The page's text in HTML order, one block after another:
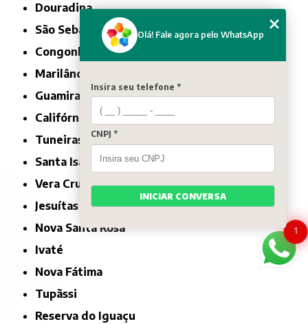
Douradina
São Sebastião da Amoreira
Congonhinhas
Marilândia do Sul
Guamiranga
Califórnia
Tuneiras do Oeste
Santa Isabel do Ivaí
Vera Cruz do Oeste
Jesuítas
Nova Santa Rosa
Ivaté
Nova Fátima
Tupãssi
Reserva do Iguaçu
1
Olá! Fale agora pelo WhatsApp
Insira seu telefone *
CNPJ *
INICIAR CONVERSA